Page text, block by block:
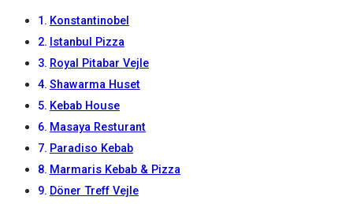
Konstantinobel
Istanbul Pizza
Royal Pitabar Vejle
Shawarma Huset
Kebab House
Masaya Resturant
Paradiso Kebab
Marmaris Kebab & Pizza
Döner Treff Vejle
interests
behavior as
you visit our
site, you
increase the
chance of
seeing
personalized
content and
offers.